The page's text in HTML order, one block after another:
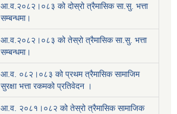
आ.व.२०८२।०८३ को दोस्रो त्रैमासिक सा.सु. भत्ता
सम्बन्धमा।
आ.व.२०८२।०८३ को तेस्रो त्रैमासिक सा.सु. भत्ता
सम्बन्धमा।
आ.व. ०८२।०८३ को प्रथम त्रैमासिक सामाजिम
सुरक्षा भत्ता रकमको प्रतिवेदन ।
आ.व. २०८१।०८२ को तेस्रो त्रैमासिक सामाजिक